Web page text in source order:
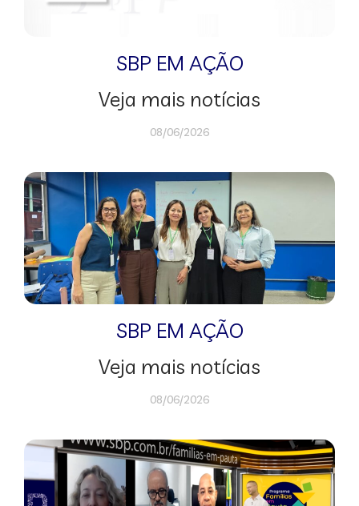
SBP EM AÇÃO
Veja mais notícias
08/06/2026
SBP EM AÇÃO
Veja mais notícias
08/06/2026